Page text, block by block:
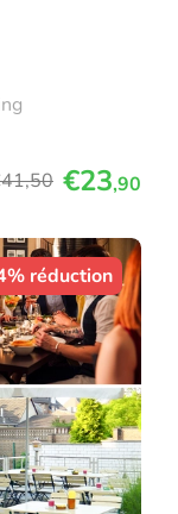
,50 €23,90
réduction